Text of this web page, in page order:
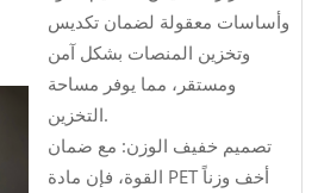
وأساسات معقولة لضمان تكديس
وتخزين المنصات بشكل آمن
ومستقر، مما يوفر مساحة
التخزين.
تصميم خفيف الوزن: مع ضمان
القوة، فإن مادة PET أخف وزناً